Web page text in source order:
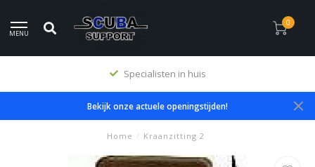
MENU
0
Specialisten in huis
Bekijk onze actuele openingstijden!
Home / Kraanzitting 2